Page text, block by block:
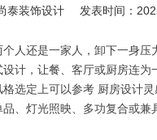
泰装饰设计 发表时间：
人还是一家人，卸下一身
计，让餐、客厅或厨房连
选定上可以参考 厨房设计
、灯光照映、多功复合或